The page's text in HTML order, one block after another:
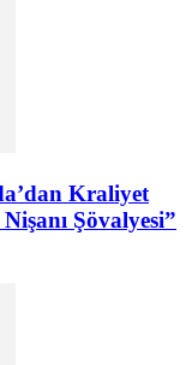
Kraliyet
Şövalyesi”